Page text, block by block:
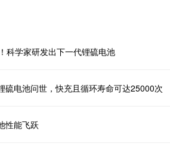
科学家研发出下一代锂硫电池
硫电池问世，快充且循环寿命可达25000次
性能飞跃